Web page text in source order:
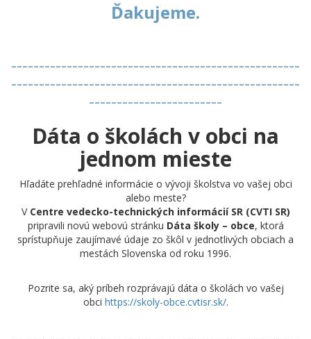
Ďakujeme.
----------------------------------------------------
----------------------------------------------------
------------------------
Dáta o školách v obci na
jednom mieste
Hľadáte prehľadné informácie o vývoji školstva vo vašej obci
alebo meste?
V Centre vedecko-technických informácií SR (CVTI SR)
pripravili novú webovú stránku Dáta školy – obce, ktorá
sprístupňuje zaujímavé údaje zo škôl v jednotlivých obciach a
mestách Slovenska od roku 1996.
Pozrite sa, aký príbeh rozprávajú dáta o školách vo vašej
obci https://skoly-obce.cvtisr.sk/.